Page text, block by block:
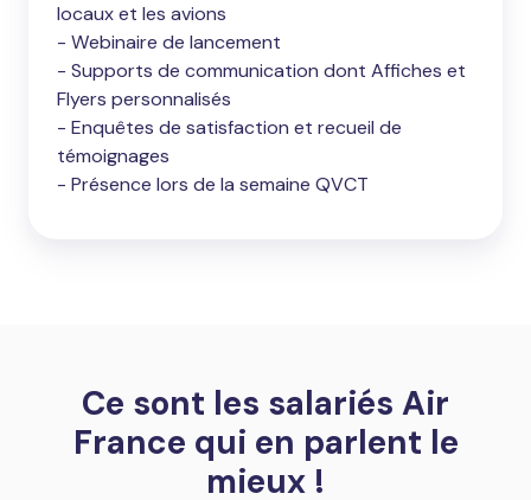
locaux et les avions
- Webinaire de lancement
- Supports de communication dont Affiches et
Flyers personnalisés
- Enquêtes de satisfaction et recueil de
témoignages
- Présence lors de la semaine QVCT
Ce sont les salariés Air
France qui en parlent le
mieux !